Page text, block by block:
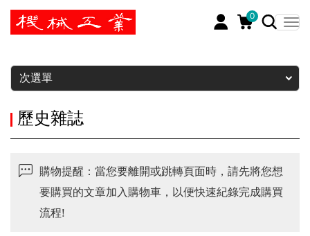
0
暫停
次選單
歷史雜誌
購物提醒：當您要離開或跳轉頁面時，請先將您想
要購買的文章加入購物車，以便快速紀錄完成購買
流程!